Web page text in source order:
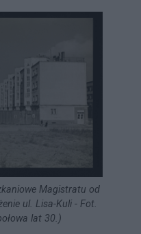
Magistratu od
ul. Lisa-Kuli - Fot.
lat 30.)